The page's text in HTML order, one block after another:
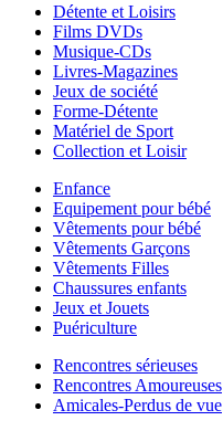
Détente et Loisirs
Films DVDs
Musique-CDs
Livres-Magazines
Jeux de société
Forme-Détente
Matériel de Sport
Collection et Loisir
Enfance
Equipement pour bébé
Vêtements pour bébé
Vêtements Garçons
Vêtements Filles
Chaussures enfants
Jeux et Jouets
Puériculture
Rencontres sérieuses
Rencontres Amoureuses
Amicales-Perdus de vue